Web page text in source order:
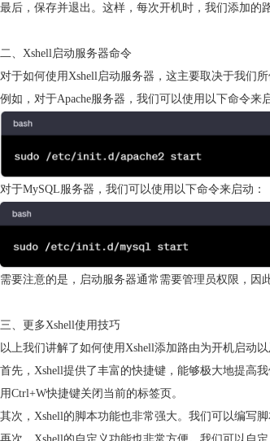
最后，保存并退出。这样，每次开机时，我们添加的
二、Xshell启动服务器命令
对于如何使用Xshell启动服务器，这主要取决于我们
例如，对于Apache服务器，我们可以使用以下命令来
对于MySQL服务器，我们可以使用以下命令来启动：
需要注意的是，启动服务器通常需要管理员权限，因
三、更多Xshell使用技巧
以上我们讲解了如何使用Xshell添加路由为开机启动
首先，Xshell提供了丰富的快捷键，能够极大地提高
用Ctrl+W快捷键关闭当前的标签页。
其次，Xshell的脚本功能也非常强大。我们可以编写